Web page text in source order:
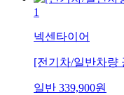
1
넥센타이어
[전기차/일반차량
일반 339,900원